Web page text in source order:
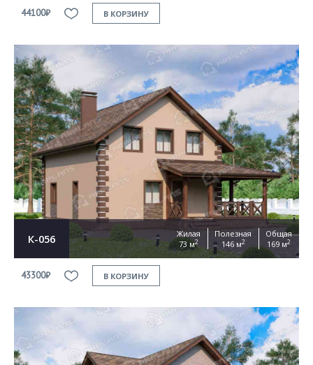
44100₽ В КОРЗИНУ
К-056
Жилая
73 м2
Полезная
146 м2
Общая
169 м2
43300₽ В КОРЗИНУ